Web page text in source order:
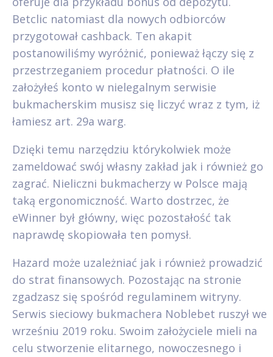
Betclic natomiast dla nowych odbiorców
przygotował cashback. Ten akapit
postanowiliśmy wyróżnić, ponieważ łączy się z
przestrzeganiem procedur płatności. O ile
założyłeś konto w nielegalnym serwisie
bukmacherskim musisz się liczyć wraz z tym, iż
łamiesz art. 29a warg.
Dzięki temu narzędziu którykolwiek może
zameldować swój własny zakład jak i również go
zagrać. Nieliczni bukmacherzy w Polsce mają
taką ergonomiczność. Warto dostrzec, że
eWinner był główny, więc pozostałość tak
naprawdę skopiowała ten pomysł.
Hazard może uzależniać jak i również prowadzić
do strat finansowych. Pozostając na stronie
zgadzasz się spośród regulaminem witryny.
Serwis sieciowy bukmachera Noblebet ruszył we
wrześniu 2019 roku. Swoim założyciele mieli na
celu stworzenie elitarnego, nowoczesnego i